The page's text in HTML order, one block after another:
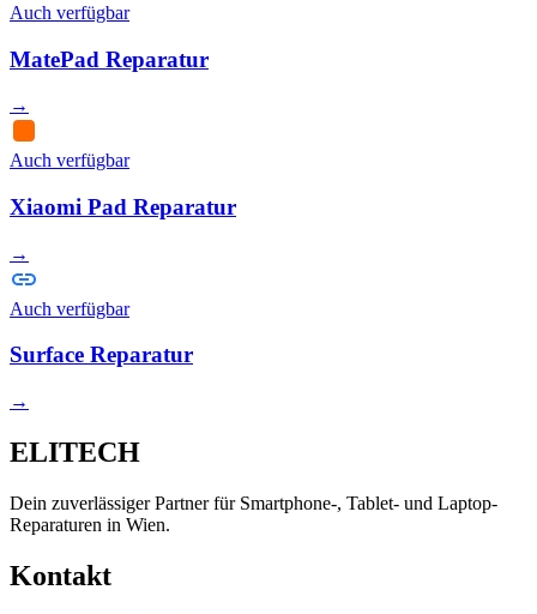
Auch verfügbar
MatePad Reparatur
→
Auch verfügbar
Xiaomi Pad Reparatur
→
Auch verfügbar
Surface Reparatur
→
ELITECH
Dein zuverlässiger Partner für Smartphone-, Tablet- und Laptop-
Reparaturen in Wien.
Kontakt